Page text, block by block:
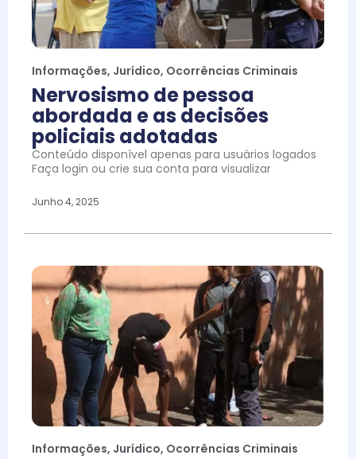
Informações, Jurídico, Ocorrências Criminais
Nervosismo de pessoa
abordada e as decisões
policiais adotadas
Conteúdo disponível apenas para usuários logados
Faça login ou crie sua conta para visualizar
Junho 4, 2025
Informações, Jurídico, Ocorrências Criminais